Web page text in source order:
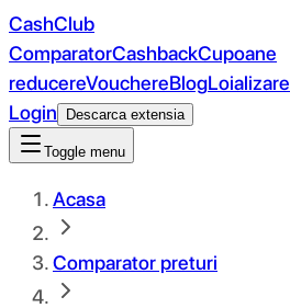
CashClub
ComparatorCashbackCupoane
reducereVouchereBlogLoializare
Login
Descarca extensia
Toggle menu
Acasa
Comparator preturi